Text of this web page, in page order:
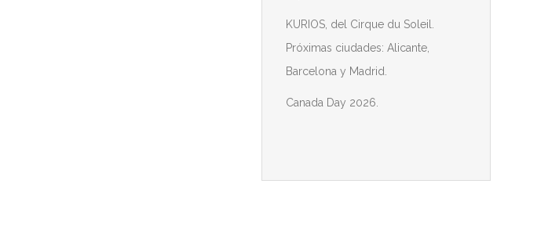
KURIOS, del Cirque du Soleil.
Próximas ciudades: Alicante,
Barcelona y Madrid.
Canada Day 2026.